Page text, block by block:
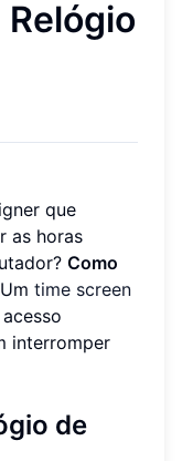
que
as horas
Como
Um time screen
interromper
de